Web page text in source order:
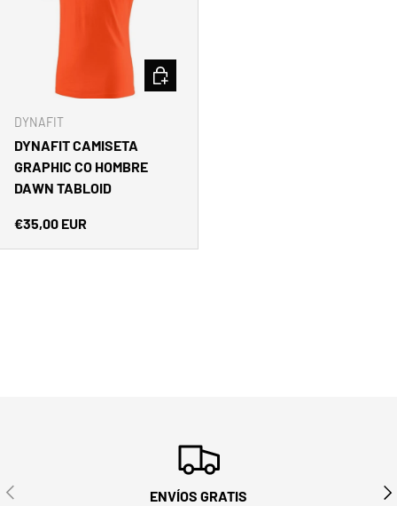
DYNAFIT
DYNAFIT CAMISETA
GRAPHIC CO HOMBRE
DAWN TABLOID
Precio normal
€35,00 EUR
ELEGIR OPCIONES
ANTERIOR
ENVÍOS GRATIS